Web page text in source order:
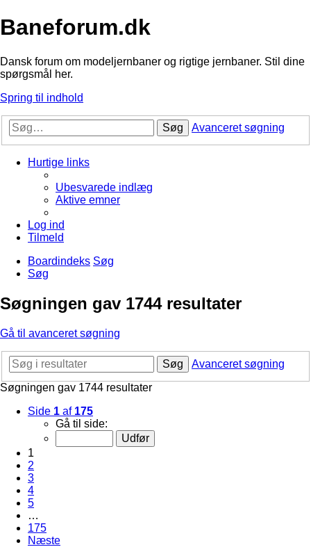
Baneforum.dk
Dansk forum om modeljernbaner og rigtige jernbaner. Stil dine
spørgsmål her.
Spring til indhold
Søg Avanceret søgning
Hurtige links
Ubesvarede indlæg
Aktive emner
Log ind
Tilmeld
Boardindeks Søg
Søg
Søgningen gav 1744 resultater
Gå til avanceret søgning
Søg
Avanceret søgning
Søgningen gav 1744 resultater
Side 1 af 175
Gå til side:
1
2
3
4
5
…
175
Næste